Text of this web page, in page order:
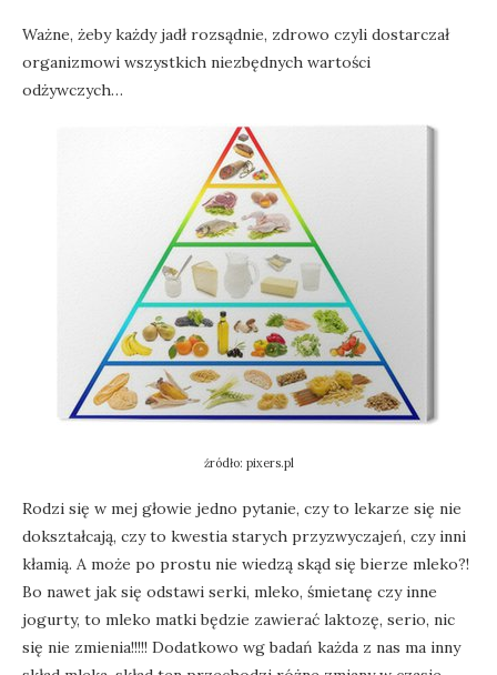
Ważne, żeby każdy jadł rozsądnie, zdrowo czyli dostarczał
organizmowi wszystkich niezbędnych wartości
odżywczych…
źródło: pixers.pl
Rodzi się w mej głowie jedno pytanie, czy to lekarze się nie
dokształcają, czy to kwestia starych przyzwyczajeń, czy inni
kłamią. A może po prostu nie wiedzą skąd się bierze mleko?!
Bo nawet jak się odstawi serki, mleko, śmietanę czy inne
jogurty, to mleko matki będzie zawierać laktozę, serio, nic
się nie zmienia!!!!! Dodatkowo wg badań każda z nas ma inny